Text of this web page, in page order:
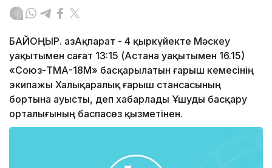
БАЙҚОҢЫР. ҚазАқпарат - 4 қыркүйекте Мәскеу
уақытымен сағат 13:15 (Астана уақытымен 16.15)
«Союз-ТМА-18М» басқарылатын ғарыш кемесінің
экипажы Халықаралық ғарыш стансасының
бортына ауысты, деп хабарлады Ұшуды басқару
орталығының баспасөз қызметінен.